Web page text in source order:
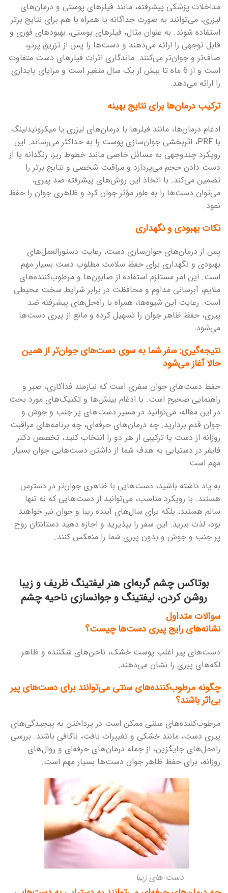
مداخلات پزشکی پیشرفته، مانند فیلرهای پوستی و درمان‌های
لیزری، می‌توانند به صورت جداگانه یا همراه با هم برای نتایج برتر
استفاده شوند. به عنوان مثال، فیلرهای پوستی، بهبودهای فوری و
قابل توجهی را ارائه می‌دهند و دست‌ها را پس از تزریق پرتر،
صاف‌تر و جوان‌تر می‌کنند. ماندگاری اثرات فیلرهای دست متفاوت
است و از 6 ماه تا بیش از یک سال متغیر است و مزایای پایداری
را ارائه می‌دهد.
ترکیب درمان‌ها برای نتایج بهینه
ادغام درمان‌ها، مانند فیلرها با درمان‌های لیزری یا میکرونیدلینگ
با PRF، اثربخشی جوان‌سازی پوست را به حداکثر می‌رساند. این
رویکرد چندوجهی به مسائل خاصی مانند خطوط ریز، رنگدانه یا از
دست دادن حجم می‌پردازد و مراقبت شخصی و نتایج برتر را
تضمین می‌کند. با اتخاذ این روش‌های پیشرفته ضد پیری،
می‌توان دست‌ها را به طور مؤثر جوان کرد و ظاهری جوان را حفظ
نمود.
نکات بهبودی و نگهداری
پس از درمان‌های جوان‌سازی دست، رعایت دستورالعمل‌های
بهبودی و نگهداری برای حفظ سلامت مطلوب دست بسیار مهم
است. این امر مستلزم استفاده از صابون‌ها و مرطوب‌کننده‌های
ملایم، آبرسانی مداوم و محافظت در برابر شرایط سخت محیطی
است. رعایت این شیوه‌ها، همراه با راه‌حل‌های پیشرفته ضد
پیری، حفظ ظاهر جوان را تسهیل کرده و مانع از پیری دست‌ها
می‌شود.
نتیجه‌گیری: سفر شما به سوی دست‌های جوان‌تر از همین
حالا آغاز می‌شود
حفظ دست‌های جوان سفری است که نیازمند فداکاری، صبر و
راهنمایی صحیح است. با ادغام بینش‌ها و تکنیک‌های مورد بحث
در این مقاله، می‌توانید در مسیر دست‌های پر جنب و جوش و
جوان قدم بردارید. چه درمان‌های حرفه‌ای، چه برنامه‌های مراقبت
روزانه از دست یا ترکیبی از هر دو را انتخاب کنید، تخصص دکتر
فایفر در دستیابی به هدف شما از داشتن دست‌هایی جوان بسیار
مهم است.
به یاد داشته باشید، دست‌هایی با ظاهری جوان‌تر در دسترس
هستند. با رویکرد مناسب، می‌توانید از دست‌هایی که نه تنها
سالم هستند، بلکه برای سال‌های آینده زیبا و جوان نیز خواهند
بود، لذت ببرید. این سفر را بپذیرید و اجازه دهید دستانتان روح
پر جنب و جوش و بدون پیری شما را منعکس کنند.
بوتاکس چشم گربه‌ای هنر لیفتینگ ظریف و زیبا
روشن کردن، لیفتینگ و جوانسازی ناحیه چشم
سوالات متداول
نشانه‌های رایج پیری دست‌ها چیست؟
دست‌های پیر اغلب پوست خشک، ناخن‌های شکننده و ظاهر
لکه‌های پیری را نشان می‌دهند.
چگونه مرطوب‌کننده‌های سنتی می‌توانند برای دست‌های پیر
بی‌اثر باشند؟
مرطوب‌کننده‌های سنتی ممکن است در پرداختن به پیچیدگی‌های
پیری دست، مانند خشکی و تغییرات بافت، ناکافی باشند. بررسی
راه‌حل‌های جایگزین، از جمله درمان‌های حرفه‌ای و روال‌های
روزانه، برای حفظ ظاهر جوان دست‌ها بسیار مهم است.
دست های زیبا